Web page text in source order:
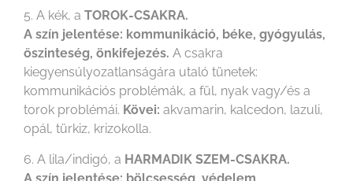
5. A kék, a TOROK-CSAKRA.
A szín jelentése: kommunikáció, béke, gyógyulás,
őszinteség, önkifejezés. A csakra
kiegyensúlyozatlanságára utaló tünetek:
kommunikációs problémák, a fül, nyak vagy/és a
torok problémái. Kövei: akvamarin, kalcedon, lazuli,
opál, türkiz, krizokolla.
6. A lila/indigó, a HARMADIK SZEM-CSAKRA.
A szín jelentése: bölcsesség, védelem,